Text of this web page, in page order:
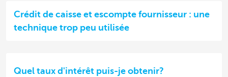
Crédit de caisse et escompte fournisseur : une
technique trop peu utilisée
Quel taux d'intérêt puis-je obtenir?